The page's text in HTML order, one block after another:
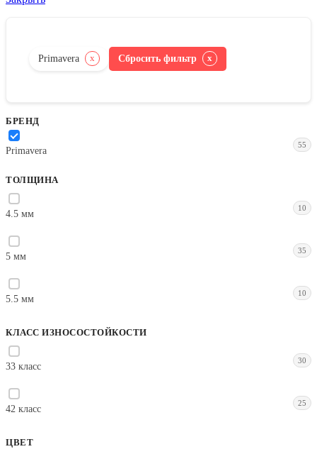
Primavera x Сбросить фильтр x
БРЕНД
Primavera
55
ТОЛЩИНА
4.5 мм
10
5 мм
35
5.5 мм
10
КЛАСС ИЗНОСОСТОЙКОСТИ
33 класс
30
42 класс
25
ЦВЕТ